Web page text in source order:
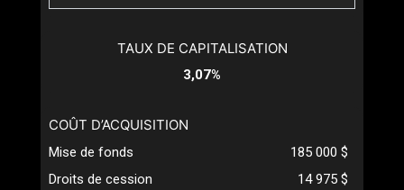
TAUX DE CAPITALISATION
3,07%
COÛT D’ACQUISITION
Mise de fonds
185 000 $
Droits de cession
14 975 $